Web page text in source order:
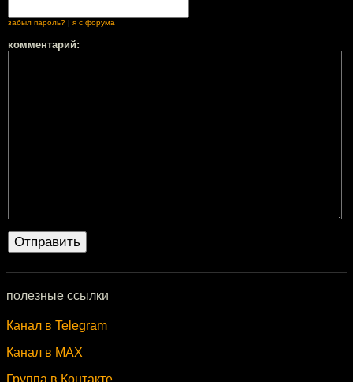
забыл пароль? я с форума
комментарий:
полезные ссылки
Канал в Telegram
Канал в MAX